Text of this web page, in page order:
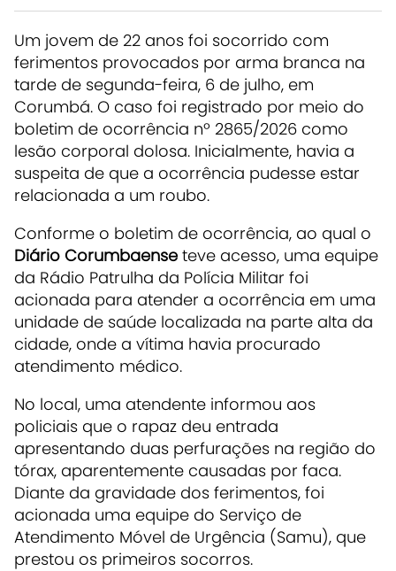
Um jovem de 22 anos foi socorrido com
ferimentos provocados por arma branca na
tarde de segunda-feira, 6 de julho, em
Corumbá. O caso foi registrado por meio do
boletim de ocorrência nº 2865/2026 como
lesão corporal dolosa. Inicialmente, havia a
suspeita de que a ocorrência pudesse estar
relacionada a um roubo.
Conforme o boletim de ocorrência, ao qual o
Diário Corumbaense teve acesso, uma equipe
da Rádio Patrulha da Polícia Militar foi
acionada para atender a ocorrência em uma
unidade de saúde localizada na parte alta da
cidade, onde a vítima havia procurado
atendimento médico.
No local, uma atendente informou aos
policiais que o rapaz deu entrada
apresentando duas perfurações na região do
tórax, aparentemente causadas por faca.
Diante da gravidade dos ferimentos, foi
acionada uma equipe do Serviço de
Atendimento Móvel de Urgência (Samu), que
prestou os primeiros socorros.